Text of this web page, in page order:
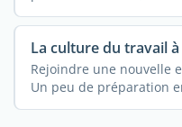
La culture du travail à
Rejoindre une nouvelle
Un peu de préparation